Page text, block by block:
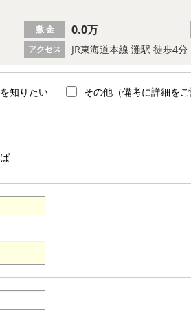
アクセス JR東海道本線 灘駅 徒歩4分
敷 金 0.0万
知りたい その他（備考に詳細をご